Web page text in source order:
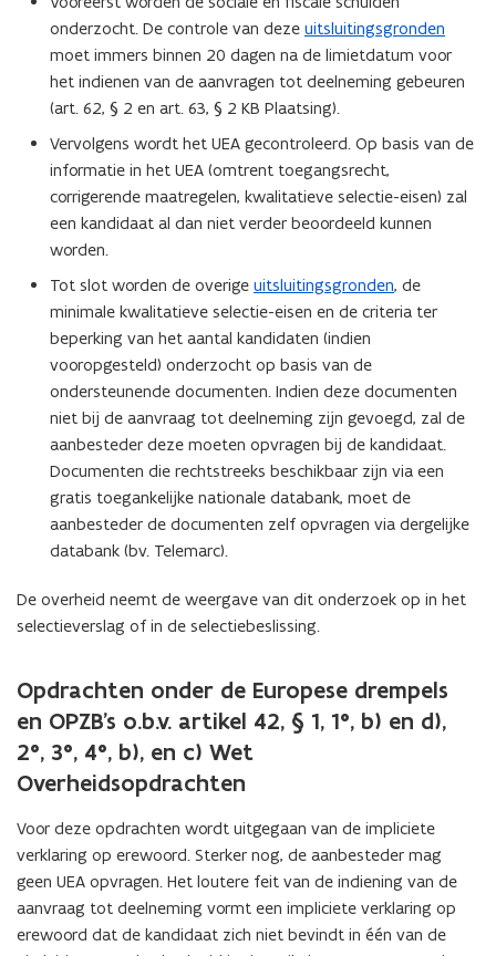
onderzocht. De controle van deze uitsluitingsgronden
moet immers binnen 20 dagen na de limietdatum voor
het indienen van de aanvragen tot deelneming gebeuren
(art. 62, § 2 en art. 63, § 2 KB Plaatsing).
Vervolgens wordt het UEA gecontroleerd. Op basis van de
informatie in het UEA (omtrent toegangsrecht,
corrigerende maatregelen, kwalitatieve selectie-eisen) zal
een kandidaat al dan niet verder beoordeeld kunnen
worden.
Tot slot worden de overige uitsluitingsgronden, de
minimale kwalitatieve selectie-eisen en de criteria ter
beperking van het aantal kandidaten (indien
vooropgesteld) onderzocht op basis van de
ondersteunende documenten. Indien deze documenten
niet bij de aanvraag tot deelneming zijn gevoegd, zal de
aanbesteder deze moeten opvragen bij de kandidaat.
Documenten die rechtstreeks beschikbaar zijn via een
gratis toegankelijke nationale databank, moet de
aanbesteder de documenten zelf opvragen via dergelijke
databank (bv. Telemarc).
De overheid neemt de weergave van dit onderzoek op in het
selectieverslag of in de selectiebeslissing.
Opdrachten onder de Europese drempels
en OPZB’s o.b.v. artikel 42, § 1, 1°, b) en d),
2°, 3°, 4°, b), en c) Wet
Overheidsopdrachten
Voor deze opdrachten wordt uitgegaan van de impliciete
verklaring op erewoord. Sterker nog, de aanbesteder mag
geen UEA opvragen. Het loutere feit van de indiening van de
aanvraag tot deelneming vormt een impliciete verklaring op
erewoord dat de kandidaat zich niet bevindt in één van de